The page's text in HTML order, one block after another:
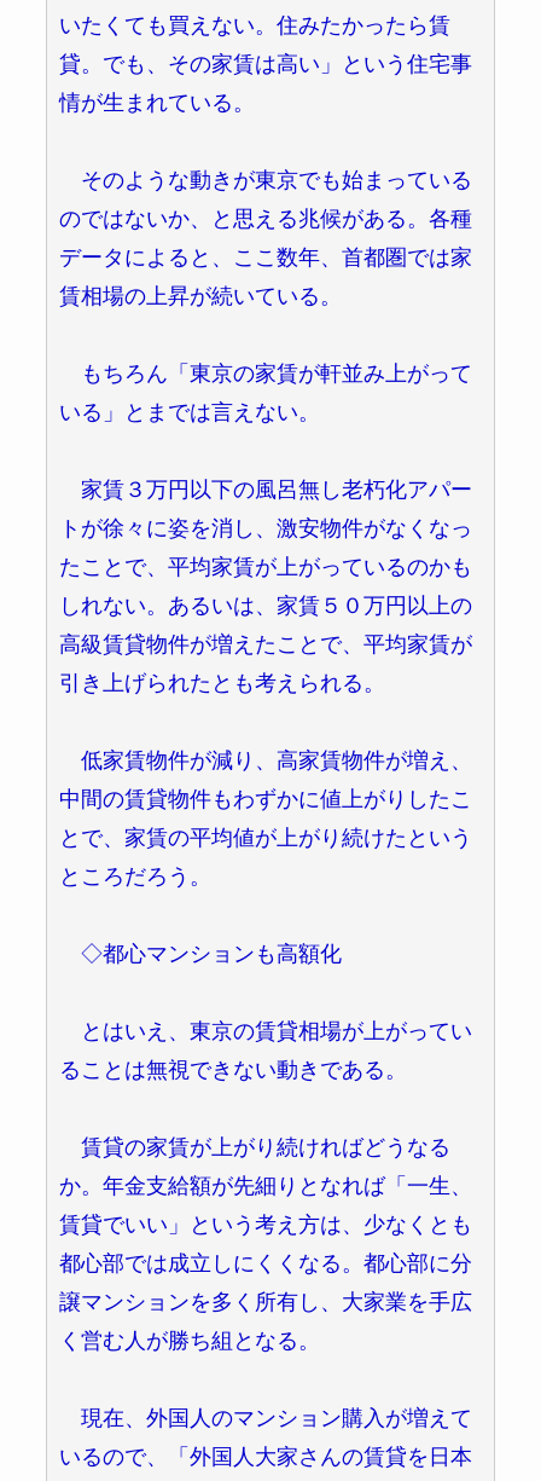
いたくても買えない。住みたかったら賃
貸。でも、その家賃は高い」という住宅事
情が生まれている。
そのような動きが東京でも始まっている
のではないか、と思える兆候がある。各種
データによると、ここ数年、首都圏では家
賃相場の上昇が続いている。
もちろん「東京の家賃が軒並み上がって
いる」とまでは言えない。
家賃３万円以下の風呂無し老朽化アパー
トが徐々に姿を消し、激安物件がなくなっ
たことで、平均家賃が上がっているのかも
しれない。あるいは、家賃５０万円以上の
高級賃貸物件が増えたことで、平均家賃が
引き上げられたとも考えられる。
低家賃物件が減り、高家賃物件が増え、
中間の賃貸物件もわずかに値上がりしたこ
とで、家賃の平均値が上がり続けたという
ところだろう。
◇都心マンションも高額化
とはいえ、東京の賃貸相場が上がってい
ることは無視できない動きである。
賃貸の家賃が上がり続ければどうなる
か。年金支給額が先細りとなれば「一生、
賃貸でいい」という考え方は、少なくとも
都心部では成立しにくくなる。都心部に分
譲マンションを多く所有し、大家業を手広
く営む人が勝ち組となる。
現在、外国人のマンション購入が増えて
いるので、「外国人大家さんの賃貸を日本